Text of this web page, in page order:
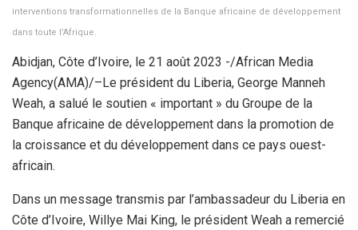
interventions transformationnelles de la Banque africaine de développement
dans toute l’Afrique.
Abidjan, Côte d’Ivoire, le 21 août 2023 -/African Media
Agency(AMA)/–Le président du Liberia, George Manneh
Weah, a salué le soutien « important » du Groupe de la
Banque africaine de développement dans la promotion de
la croissance et du développement dans ce pays ouest-
africain.
Dans un message transmis par l’ambassadeur du Liberia en
Côte d’Ivoire, Willye Mai King, le président Weah a remercié